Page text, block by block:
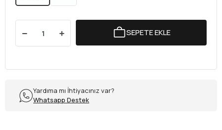
SEPETE EKLE
Yardıma mı İhtiyacınız var?
Whatsapp Destek